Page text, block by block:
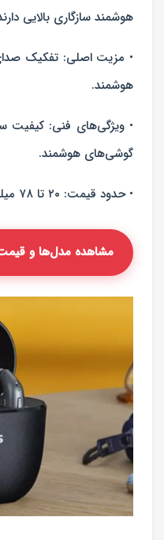
هوشمند سازگاری بالایی
• مزیت اصلی: تفکیک
هوشمند.
• ویژگی‌های فنی: کیفیت
گوشی‌های هوشمند.
• حدود قیمت: ۲۰ تا ۷۸ میلیون تومان.
مشاهده مدل‌ها و